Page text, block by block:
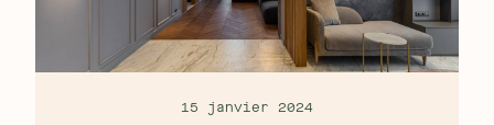
15 janvier 2024